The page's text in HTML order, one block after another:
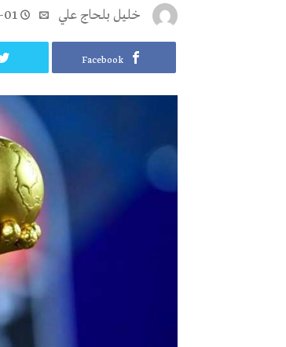
خليل‭ ‬بلحاج‭ ‬علي 01
Facebook